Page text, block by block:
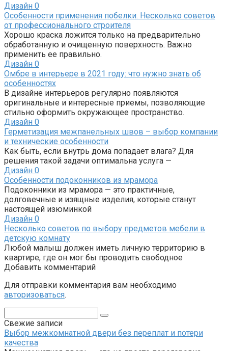
Дизайн 0
Особенности применения побелки. Несколько советов
от профессионального строителя
Хорошо краска ложится только на предварительно
обработанную и очищенную поверхность. Важно
применить ее правильно.
Дизайн 0
Омбре в интерьере в 2021 году: что нужно знать об
особенностях
В дизайне интерьеров регулярно появляются
оригинальные и интересные приемы, позволяющие
стильно оформить окружающее пространство.
Дизайн 0
Герметизация межпанельных швов – выбор компании
и технические особенности
Как быть, если внутрь дома попадает влага? Для
решения такой задачи оптимальна услуга —
Дизайн 0
Особенности подоконников из мрамора
Подоконники из мрамора — это практичные,
долговечные и изящные изделия, которые станут
настоящей изюминкой
Дизайн 0
Несколько советов по выбору предметов мебели в
детскую комнату
Любой малыш должен иметь личную территорию в
квартире, где он мог бы проводить свободное
Добавить комментарий
Для отправки комментария вам необходимо
авторизоваться.
Свежие записи
Выбор межкомнатной двери без переплат и потери
качества